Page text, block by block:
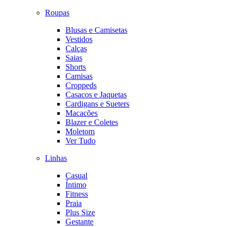
Roupas
Blusas e Camisetas
Vestidos
Calças
Saias
Shorts
Camisas
Croppeds
Casacos e Jaquetas
Cardigans e Sueters
Macacões
Blazer e Coletes
Moletom
Ver Tudo
Linhas
Casual
Íntimo
Fitness
Praia
Plus Size
Gestante